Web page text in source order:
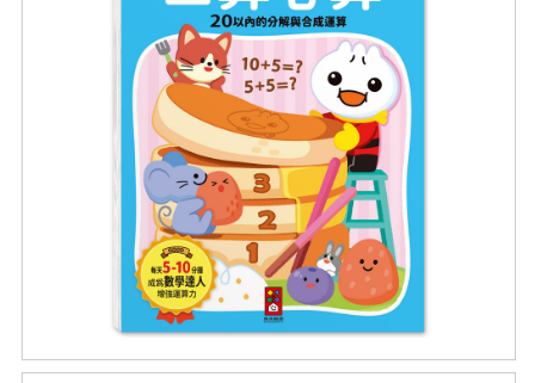
老師您好!!幼教會員火熱招募中~
海外購物免煩惱！點我查看『海外購物流程說明』